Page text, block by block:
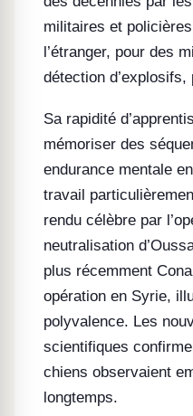
militaires et
l’étranger, pour des
détection
Sa rapidité
mémoriser des
endurance mentale
travail
rendu célèbre par
neutralisation
plus récemment
opération en Syrie,
polyvalence. Les
scientifiques
chiens observaient
longtemps.